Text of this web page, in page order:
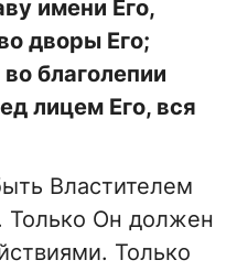
имени Его,
дворы Его;
благолепии
лицем Его, вся
Властителем
Только Он должен
Только